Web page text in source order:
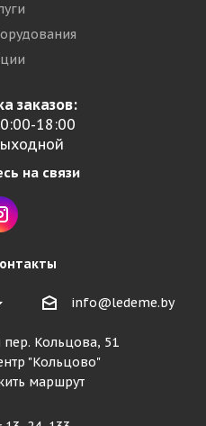
заказов:
18:00
на связи
info@ledeme.by
пер. Кольцова, 51
"Кольцово"
маршрут